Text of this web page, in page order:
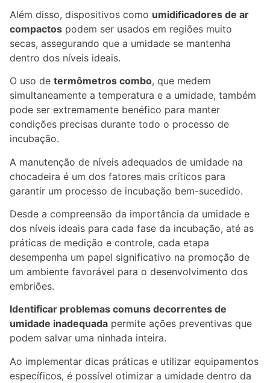
Além disso, dispositivos como umidificadores de ar
compactos podem ser usados em regiões muito
secas, assegurando que a umidade se mantenha
dentro dos níveis ideais.
O uso de termômetros combo, que medem
simultaneamente a temperatura e a umidade, também
pode ser extremamente benéfico para manter
condições precisas durante todo o processo de
incubação.
A manutenção de níveis adequados de umidade na
chocadeira é um dos fatores mais críticos para
garantir um processo de incubação bem-sucedido.
Desde a compreensão da importância da umidade e
dos níveis ideais para cada fase da incubação, até as
práticas de medição e controle, cada etapa
desempenha um papel significativo na promoção de
um ambiente favorável para o desenvolvimento dos
embriões.
Identificar problemas comuns decorrentes de
umidade inadequada permite ações preventivas que
podem salvar uma ninhada inteira.
Ao implementar dicas práticas e utilizar equipamentos
específicos, é possível otimizar a umidade dentro da